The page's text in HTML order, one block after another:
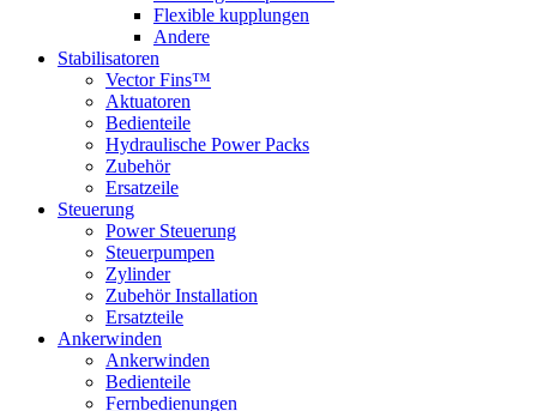
Flexible kupplungen
Andere
Stabilisatoren
Vector Fins™
Aktuatoren
Bedienteile
Hydraulische Power Packs
Zubehör
Ersatzeile
Steuerung
Power Steuerung
Steuerpumpen
Zylinder
Zubehör Installation
Ersatzteile
Ankerwinden
Ankerwinden
Bedienteile
Fernbedienungen